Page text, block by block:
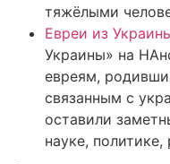
тяжёлыми
Евреи из
Украины» на
евреям,
связанным с
оставили
науке, политике,